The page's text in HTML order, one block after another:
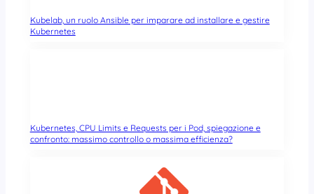
Kubelab, un ruolo Ansible per imparare ad installare e gestire
Kubernetes
Kubernetes, CPU Limits e Requests per i Pod, spiegazione e
confronto: massimo controllo o massima efficienza?